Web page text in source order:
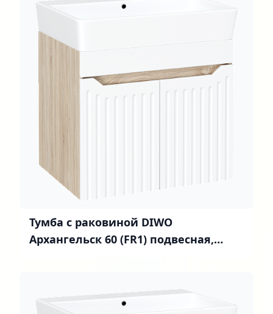
Тумба с раковиной DIWO
Архангельск 60 (FR1) подвесная,